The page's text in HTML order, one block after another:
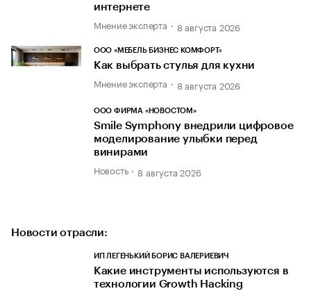
интернете
Мнение эксперта 8 августа 2026
ООО «МЕБЕЛЬ БИЗНЕС КОМФОРТ»
Как выбрать стулья для кухни
Мнение эксперта 8 августа 2026
ООО ФИРМА «НОВОСТОМ»
Smile Symphony внедрили цифровое
моделирование улыбки перед
винирами
Новость 8 августа 2026
Новости отрасли:
ИП ЛЕГЕНЬКИЙ БОРИС ВАЛЕРИЕВИЧ
Какие инструменты используются в
технологии Growth Hacking